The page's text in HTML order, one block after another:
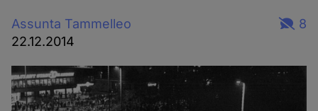
Assunta Tammelleo
22.12.2014
8